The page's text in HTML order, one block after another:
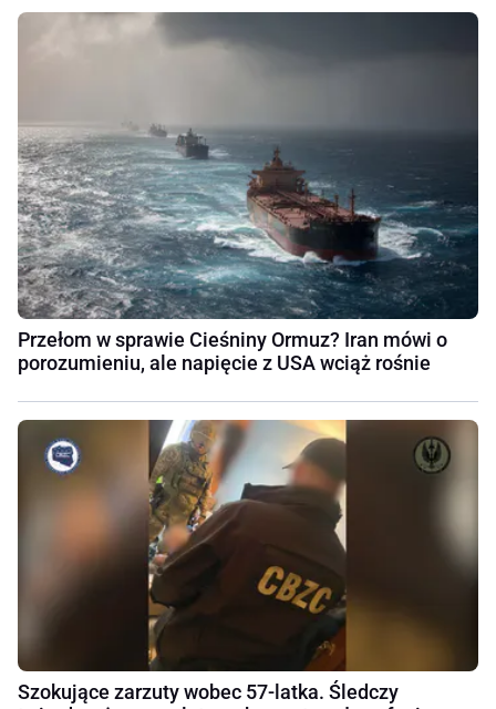
Przełom w sprawie Cieśniny Ormuz? Iran mówi o
porozumieniu, ale napięcie z USA wciąż rośnie
Szokujące zarzuty wobec 57-latka. Śledczy